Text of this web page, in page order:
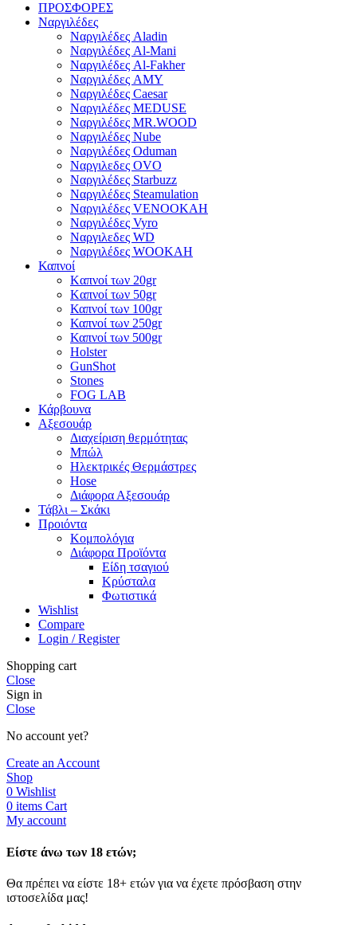
ΠΡΟΣΦΟΡΕΣ
Ναργιλέδες
Ναργιλέδες Aladin
Ναργιλέδες Al-Mani
Ναργιλέδες Al-Fakher
Ναργιλέδες AΜΥ
Ναργιλέδες Caesar
Ναργιλέδες MEDUSE
Ναργιλέδες MR.WOOD
Ναργιλέδες Nube
Ναργιλέδες Oduman
Ναργιλεδες OVO
Ναργιλέδες Starbuzz
Ναργιλέδες Steamulation
Ναργιλέδες VENOOKAH
Ναργιλέδες Vyro
Ναργιλεδες WD
Ναργιλέδες WOOKAH
Καπνοί
Kαπνοί των 20gr
Kαπνοί των 50gr
Καπνοί των 100gr
Καπνοί των 250gr
Καπνοί των 500gr
Holster
GunShot
Stones
FOG LAB
Κάρβουνα
Αξεσουάρ
Διαχείριση θερμότητας
Μπώλ
Ηλεκτρικές Θερμάστρες
Hose
Διάφορα Αξεσουάρ
Τάβλι – Σκάκι
Προιόντα
Κομπολόγια
Διάφορα Προϊόντα
Είδη τσαγιού
Κρύσταλα
Φωτιστικά
Wishlist
Compare
Login / Register
Shopping cart
Close
Sign in
Close
No account yet?
Create an Account
Shop
0 Wishlist
0 items Cart
My account
Είστε άνω των 18 ετών;
Θα πρέπει να είστε 18+ ετών για να έχετε πρόσβαση στην
ιστοσελίδα μας!